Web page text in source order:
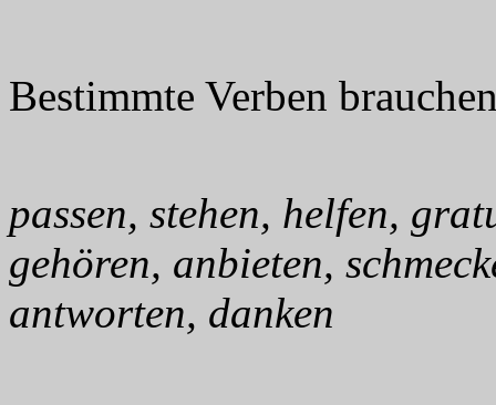
Bestimmte Verben
passen, stehen, helfen,
gehören, anbieten,
antworten, danken